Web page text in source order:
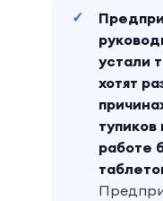
устали
хотят
тупиков
работе